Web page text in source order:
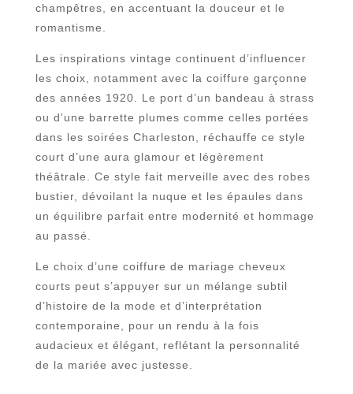
champêtres, en accentuant la douceur et le
romantisme.
Les inspirations vintage continuent d’influencer
les choix, notamment avec la coiffure garçonne
des années 1920. Le port d’un bandeau à strass
ou d’une barrette plumes comme celles portées
dans les soirées Charleston, réchauffe ce style
court d’une aura glamour et légèrement
théâtrale. Ce style fait merveille avec des robes
bustier, dévoilant la nuque et les épaules dans
un équilibre parfait entre modernité et hommage
au passé.
Le choix d’une coiffure de mariage cheveux
courts peut s’appuyer sur un mélange subtil
d’histoire de la mode et d’interprétation
contemporaine, pour un rendu à la fois
audacieux et élégant, reflétant la personnalité
de la mariée avec justesse.